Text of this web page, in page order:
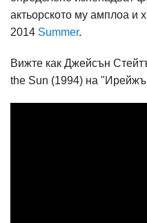
актьорското му амплоа и
2014 Summer.
Вижте как Джейсън
the Sun (1994) на